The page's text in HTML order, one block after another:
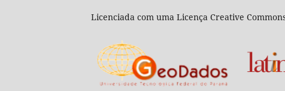
Licenciada com uma Licença Creative